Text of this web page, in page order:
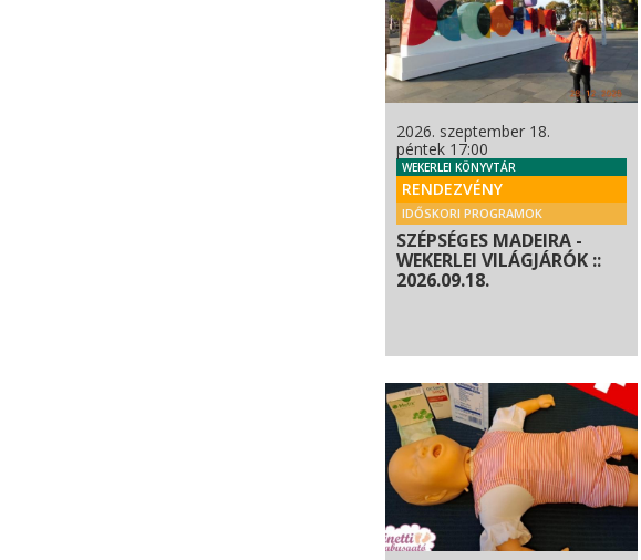
2026. szeptember 18.
péntek 17:00
WEKERLEI KÖNYVTÁR
RENDEZVÉNY
IDŐSKORI PROGRAMOK
SZÉPSÉGES MADEIRA -
WEKERLEI VILÁGJÁRÓK ::
2026.09.18.